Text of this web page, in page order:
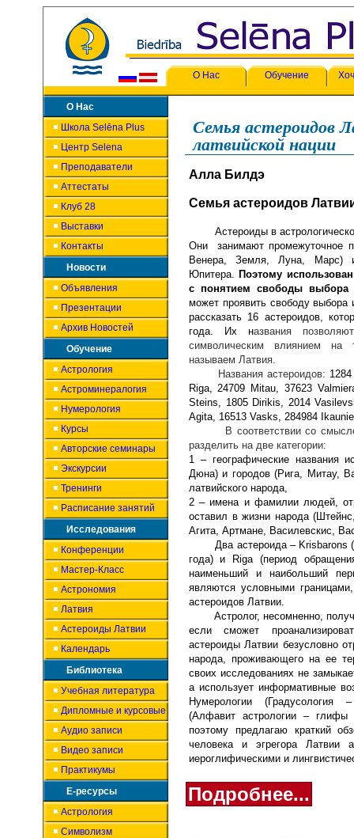
О Нас Обучение
О Нас
Школа Selēna Plus
Центр Selena
Преподаватели
Аттестаты
Клуб 28
Выставки
Контакты
Новости
Объявления
Презентации
Архив Новостей
Обучение
Астрология
Астроминералогия
Нумерология
Курсы
Авторские семинары
Экскурсии
Тренинги
Расписание занятий
Исследования
Конференции
Мастер-Класс
Астрономия
Латвия
Астероиды Латвии
Календарь
Библиотека
Учебная литература
Дипломные и курсовые
Аудио записи
Видео записи
Практикумы
Е-ресурсы
Астрология
Символизм
Семья астероидов
латвийской нации
Алла Билдэ
Семья астероидов
Астероиды в
Они занимают промежуточное
Венера, Земля, Луна, Марс)
Юпитера. Поэтому
с понятием свободы
может проявить свободу
рассказать 16 астероидов,
года. Их названия
символическим влиянием
называем Латвия.
Названия астероидов:
Riga, 24709 Mitau, 37623
Steins, 1805 Dirikis, 2014
Agita, 16513 Vasks, 284984
В соответствии со
разделить на две категории:
1 – географические названия
Дюна) и городов (Рига, Митау,
латвийского народа,
2 – имена и фамилии людей,
оставил в жизни народа
Агита, Артмане, Василевскис,
Два астероида –
года) и Riga (период
наименьший и наибольший
являются условными
астероидов Латвии.
Астролог, несомненно,
если сможет
астероиды Латвии безусловно
народа, проживающего на ее
своих исследованиях не
а использует информативные
Нумерологии (Градусология
(Алфавит астрологии – глифы
поэтому предлагаю краткий
человека и эгрегора Латвии
иероглифическими и
Подробнее...